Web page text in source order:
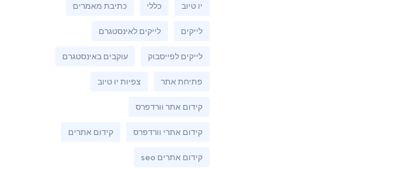
יו טיוב כללי כתיבת מאמרים
לייקים לייקים לאינסטגרם
לייקים לפייסבוק עוקבים באינסטגרם
פתיחת אתר צפיות יו טיוב
קידום אתר וורדפרס
קידום אתרי וורדפרס קידום אתרים
קידום אתרים seo